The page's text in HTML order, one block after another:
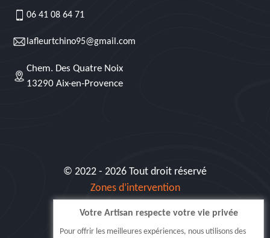
06 41 08 64 71
lafleurtchino95@gmail.com
Chem. Des Quatre Noix
13290 Aix-en-Provence
© 2022 - 2026 Tout droit réservé
Zones d’intervention
Siret: 515 062 404 000 30
Votre Artisan respecte votre vie privée
Pour offrir les meilleures expériences, nous utilisons des